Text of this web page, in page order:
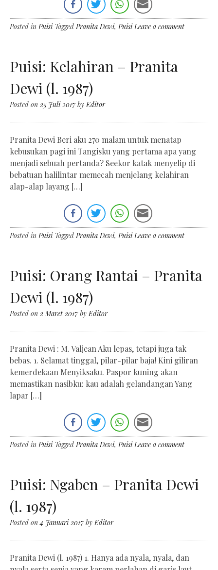
Posted inPuisi TaggedPranita Dewi,Puisi Leave a comment
Puisi: Kelahiran – Pranita
Dewi (l. 1987)
Posted on 25 Juli 2017byEditor
Pranita Dewi Beri aku 270 malam untuk menatap
kebusukan pagi ini Tangisku yang pertama apa yang
menjadi sebuah pertanda? Seekor katak menyelip di
bebatuan halilintar memecah menjelang kelahiran
alap-alap layang […]
Posted inPuisi TaggedPranita Dewi,Puisi Leave a comment
Puisi: Orang Rantai – Pranita
Dewi (l. 1987)
Posted on 2 Maret 2017byEditor
Pranita Dewi : M. Valjean Aku lepas, tetapi juga tak
bebas. 1. Selamat tinggal, pilar-pilar baja! Kini giliran
kemerdekaan Menyiksaku. Paspor kuning akan
memastikan nasibku: kau adalah gelandangan Yang
lapar […]
Posted inPuisi TaggedPranita Dewi,Puisi Leave a comment
Puisi: Ngaben – Pranita Dewi
(l. 1987)
Posted on4 Januari 2017byEditor
Pranita Dewi (l. 1987) 1. Hanya ada nyala, nyala, dan